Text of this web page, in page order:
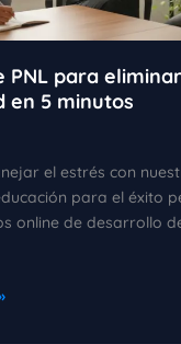
PNL para
en 5 minutos
el estrés con
para el éxito
online de desarrollo